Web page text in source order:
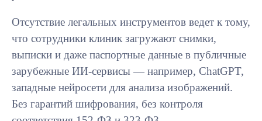
Отсутствие легальных инструментов ведет к тому,
что сотрудники клиник загружают снимки,
выписки и даже паспортные данные в публичные
зарубежные ИИ-сервисы — например, ChatGPT,
западные нейросети для анализа изображений.
Без гарантий шифрования, без контроля